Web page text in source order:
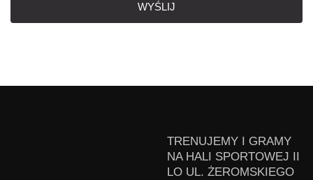
WYŚLIJ
TRENUJEMY I GRAMY
NA HALI SPORTOWEJ II
LO UL. ŻEROMSKIEGO